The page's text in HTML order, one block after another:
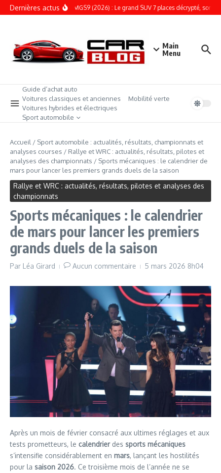
Aller au contenu
Dernières actusESSAI – MGS9 (2026) : Le grand SUV 7 places décrypté, son
Main
Menu
Guide d’achat auto
Voitures classiques et anciennes
Mobilité verte
Voitures hybrides et électriques
Sport automobile
Accueil / Sport automobile : actualités, résultats, championnats et
analyses courses / Rallye et WRC : actualités, résultats, pilotes et
analyses des championnats / Sports mécaniques : le calendrier de
mars pour lancer les premiers grands duels de la saison
Rallye et WRC : actualités, résultats, pilotes et analyses des
championnats
Sports mécaniques : le calendrier
de mars pour lancer les premiers
grands duels de la saison
Par Léa Girard Aucun commentaire 5 mars 2026 8h04
Après un mois de février consacré aux ultimes réglages et aux
tests prometteurs, le calendrierdes sports mécaniques
s’intensifie considérablement en mars, lançant les hostilités
pour la saison 2026. Ce troisième mois de l’année ne se